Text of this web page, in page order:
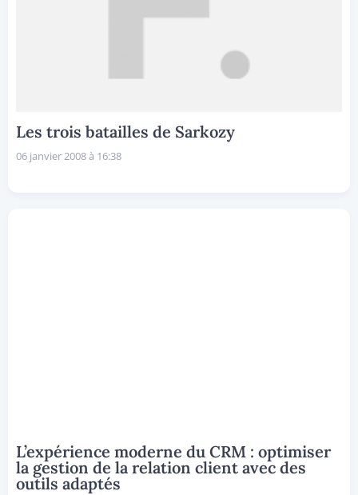
Les trois batailles de Sarkozy
06 janvier 2008 à 16:38
L’expérience moderne du CRM : optimiser
la gestion de la relation client avec des
outils adaptés